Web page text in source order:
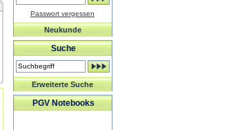
Passwort vergessen
Neukunde
Suche
Erweiterte Suche
PGV Notebooks